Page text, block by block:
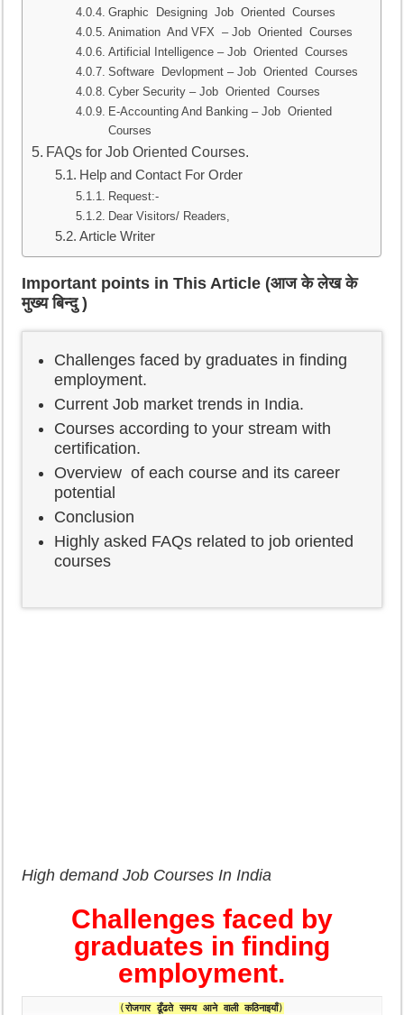
Graphic Designing Job Oriented Courses
Animation And VFX – Job Oriented Courses
Artificial Intelligence – Job Oriented Courses
Software Devlopment – Job Oriented Courses
Cyber Security – Job Oriented Courses
E-Accounting And Banking – Job Oriented
Courses
FAQs for Job Oriented Courses.
Help and Contact For Order
Request:-
Dear Visitors/ Readers,
Article Writer
Important points in This Article (आज के लेख के
मुख्य बिन्दु )
Challenges faced by graduates in finding
employment.
Current Job market trends in India.
Courses according to your stream with
certification.
Overview of each course and its career
potential
Conclusion
Highly asked FAQs related to job oriented
courses
High demand Job Courses In India
Challenges faced by
graduates in finding
employment.
(रोजगार ढूँढते समय आने वाली कठिनाइयाँ)